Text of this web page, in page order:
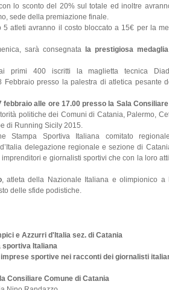
lo sconto del 20% sul totale ed inoltre
sede della premiazione finale.
atleti avranno il costo bloccato a 15€ per la
sarà consegnata la prestigiosa
ai primi 400 iscritti la maglietta tecnica
presso la palestra di atletica pesante
alle ore 17.00 presso la Sala Consiliare
politiche dei Comuni di Catania, Palermo,
di Running Sicily 2015.
Stampa Sportiva Italiana comitato
delegazione regionale e sezione di
e giornalisti sportivi che con la loro
, atleta della Nazionale Italiana e olimpionico a
delle sfide podistiche.
e Azzurri d'Italia sez. di Catania
sportiva Italiana
sportive nei racconti dei giornalisti
Consiliare Comune di Catania